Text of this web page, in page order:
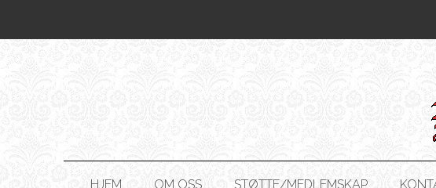
HJEM OM OSS STØTTE/MEDLEMSKAP